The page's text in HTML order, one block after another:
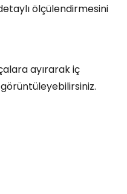
ölçülendirmesini
ayırarak iç
görüntüleyebilirsiniz.